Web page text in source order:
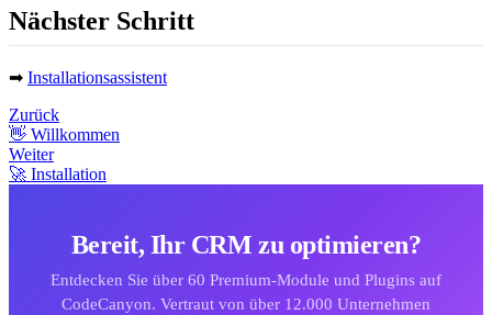
Nächster Schritt
➡ Installationsassistent
Zurück
👋 Willkommen
Weiter
🚀 Installation
Bereit, Ihr CRM zu optimieren?
Entdecken Sie über 60 Premium-Module und Plugins auf
CodeCanyon. Vertraut von über 12.000 Unternehmen